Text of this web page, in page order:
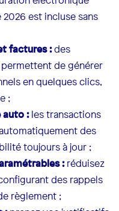
est incluse sans
factures :des
de générer
en quelques clics,
;
auto :les transactions
des
toujours à jour ;
:réduisez
des rappels
règlement ;